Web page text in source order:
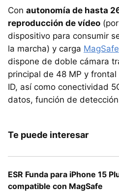
Con autonomía de hasta
reproducción de vídeo
dispositivo para consumir
la marcha) y carga MagSafe
dispone de doble cámara
principal de 48 MP y frontal
ID, así como conectividad
datos, función de
Te puede interesar
ESR Funda para iPhone 15
compatible con MagSafe